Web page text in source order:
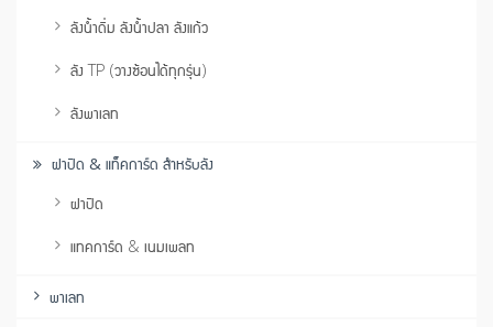
ลังน้ำดื่ม ลังน้ำปลา ลังแก้ว
ลัง TP (วางซ้อนได้ทุกรุ่น)
ลังพาเลท
ฝาปิด & แท็คการ์ด สำหรับลัง
ฝาปิด
แทคการ์ด & เนมเพลท
พาเลท